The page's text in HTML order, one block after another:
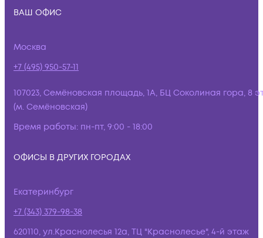
ВАШ ОФИС
Москва
+7 (495) 950-57-11
107023, Семёновская площадь, 1А, БЦ Соколиная гора, 8
(м. Семёновская)
Время работы: пн-пт, 9:00 - 18:00
ОФИСЫ В ДРУГИХ ГОРОДАХ
Екатеринбург
+7 (343) 379-98-38
620110, ул.Краснолесья 12а, ТЦ "Краснолесье", 4-й этаж